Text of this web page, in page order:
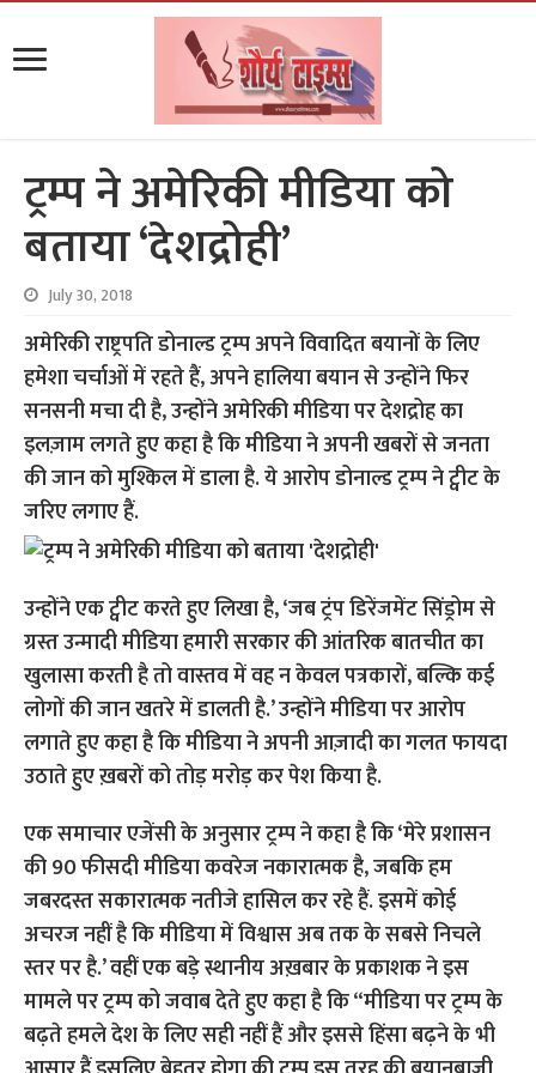
ट्रम्प ने अमेरिकी मीडिया को
बताया ‘देशद्रोही’
July 30, 2018
अमेरिकी राष्ट्रपति डोनाल्ड ट्रम्प अपने विवादित बयानों के लिए
हमेशा चर्चाओं में रहते हैं, अपने हालिया बयान से उन्होंने फिर
सनसनी मचा दी है, उन्होंने अमेरिकी मीडिया पर देशद्रोह का
इलज़ाम लगते हुए कहा है कि मीडिया ने अपनी खबरों से जनता
की जान को मुश्किल में डाला है. ये आरोप डोनाल्ड ट्रम्प ने ट्वीट के
जरिए लगाए हैं.
उन्होंने एक ट्वीट करते हुए लिखा है, ‘जब ट्रंप डिरेंजमेंट सिंड्रोम से
ग्रस्त उन्मादी मीडिया हमारी सरकार की आंतरिक बातचीत का
खुलासा करती है तो वास्तव में वह न केवल पत्रकारों, बल्कि कई
लोगों की जान खतरे में डालती है.’ उन्होंने मीडिया पर आरोप
लगाते हुए कहा है कि मीडिया ने अपनी आज़ादी का गलत फायदा
उठाते हुए ख़बरों को तोड़ मरोड़ कर पेश किया है.
एक समाचार एजेंसी के अनुसार ट्रम्प ने कहा है कि ‘मेरे प्रशासन
की 90 फीसदी मीडिया कवरेज नकारात्मक है, जबकि हम
जबरदस्त सकारात्मक नतीजे हासिल कर रहे हैं. इसमें कोई
अचरज नहीं है कि मीडिया में विश्वास अब तक के सबसे निचले
स्तर पर है.’ वहीं एक बड़े स्थानीय अख़बार के प्रकाशक ने इस
मामले पर ट्रम्प को जवाब देते हुए कहा है कि “मीडिया पर ट्रम्प के
बढ़ते हमले देश के लिए सही नहीं हैं और इससे हिंसा बढ़ने के भी